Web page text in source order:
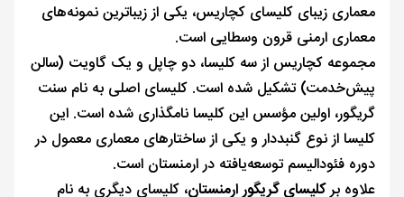
معماری زیبای کلیسای کچاریس، یکی از زیباترین نمونه‌های
معماری ارمنی قرون وسطایی است.
مجموعه کچاریس از سه کلیسا، دو چاپل و یک گاویت (سالن
پیش‌خدمت) تشکیل شده است. کلیسای اصلی به نام سنت
گریگور، اولین مؤسس این کلیسا نامگذاری شده است. این
کلیسا از نوع گنبددار و یکی از ساختارهای معماری معمول در
دوره فئودالیسم توسعه‌یافته در ارمنستان است.
علاوه برکلیسای گریگور ارمنستان، کلیسای دیگری به نام